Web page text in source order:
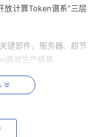
放计算Token谱系”三层
键部件、服务器、超节
高效生产根基
工具栈等，实现Token
、大模型等场景，形成